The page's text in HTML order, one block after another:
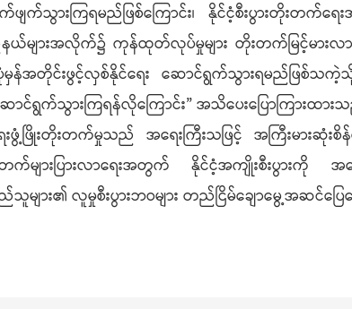
ျက်သွားကြရမည်ဖြစ်ကြောင်း၊ နိုင်ငံ့စီးပွားတိုး
ည်နယ်များအလိုက်၌ ကုန်ထုတ်လုပ်မှုများ တိုးတက်မြင့်မားလ
တိုင်းဖွင့်လှစ်နိုင်ရေး ဆောင်ရွက်သွားရမည်ဖြစ်သကဲ့သို့
ာင်ရွက်သွားကြရန်လိုကြောင်း” အသိပေးပြောကြားထား
ဖွံ့ဖြိုးတိုးတက်မှုသည် အရေးကြီးသဖြင့် အကြီးမားဆုံး
ျားပြားလာရေးအတွက် နိုင်ငံ့အကျိုးစီးပွားကို အလေ
ျား၏ လူမှုစီးပွားဘဝများ တည်ငြိမ်ချောမွေ့အဆင်ပြေ